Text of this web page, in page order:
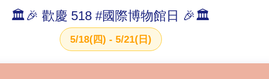
🏛️🎉 歡慶 518 #國際博物館日 🎉🏛️
5/18(四) - 5/21(日)